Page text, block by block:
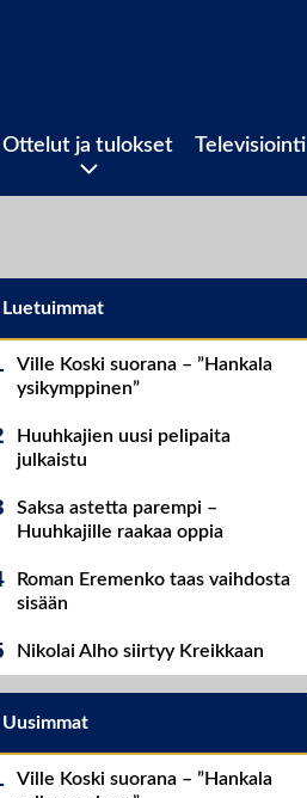
Ottelut ja tulokset Televisiointi
Luetuimmat
Ville Koski suorana – ”Hankala
ysikymppinen”
Huuhkajien uusi pelipaita
julkaistu
Saksa astetta parempi –
Huuhkajille raakaa oppia
Roman Eremenko taas vaihdosta
sisään
Nikolai Alho siirtyy Kreikkaan
Uusimmat
Ville Koski suorana – ”Hankala